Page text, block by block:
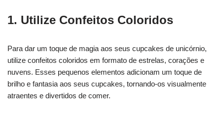
1. Utilize Confeitos Coloridos
Para dar um toque de magia aos seus cupcakes de unicórnio,
utilize confeitos coloridos em formato de estrelas, corações e
nuvens. Esses pequenos elementos adicionam um toque de
brilho e fantasia aos seus cupcakes, tornando-os visualmente
atraentes e divertidos de comer.